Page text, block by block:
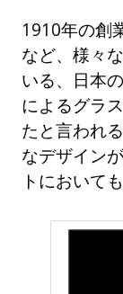
1910年の創
など、様々
いる、日本
によるグラ
たと言われ
なデザイン
トにおいて